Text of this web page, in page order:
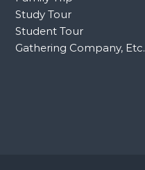
Study Tour
Student Tour
Gathering Company, Etc.